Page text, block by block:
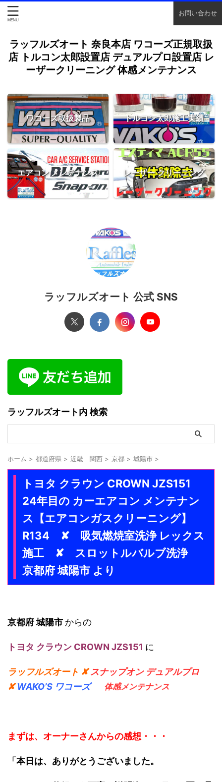
お問い合わせ
ラッフルズオート 奈良本店 ワコーズ正規取扱
店 トルコン太郎設置店 デュアルプロ設置店 レ
ーザークリーニング 体感メンテナンス
ワコーズ取扱製品 トルコン太郎施工実績
エアコン メンテナンス レーザー クリーニング
ラッフルズオート 公式 SNS
ラッフルズオート内 検索
ホーム > 都道府県 > 近畿 関西 > 京都 > 城陽市 >
トヨタ クラウン CROWN JZS151
24年目の カーエアコン メンテナン
ス【エアコンガスクリーニング】
R134 ✘ 吸気燃焼室洗浄 レックス
施工 ✘ スロットルバルブ洗浄
京都府 城陽市 より
京都府 城陽市からの
トヨタ クラウン CROWN JZS151 に
ラッフルズオート ✘スナップオン デュアルプロ
✘WAKO’S ワコーズ 体感メンテナンス
まずは、オーナーさんからの感想・・・
「本日は、ありがとうございました。